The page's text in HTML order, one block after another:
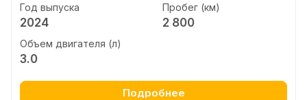
Год выпуска
2024
Пробег (км)
2 800
Объем двигателя (л)
3.0
Подробнее